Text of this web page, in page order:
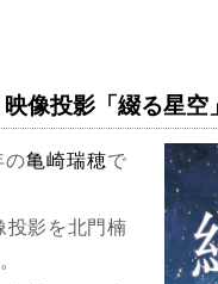
映像投影「綴る星
の亀崎瑞穂で
投影を北門楠